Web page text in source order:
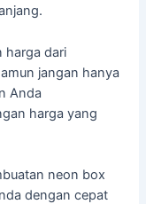
harga dari
jangan hanya
Anda
harga yang
neon box
dengan cepat